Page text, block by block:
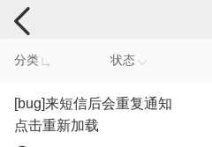
手机反馈
分类 状态
[bug]来短信后会重复通知
点击重新加载